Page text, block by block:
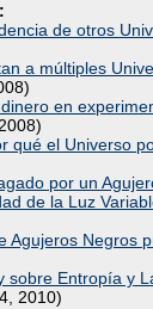
de otros
a múltiples
en
qué el Universo
por un
de la Luz
Agujeros Negros
sobre Entropía y
2010)